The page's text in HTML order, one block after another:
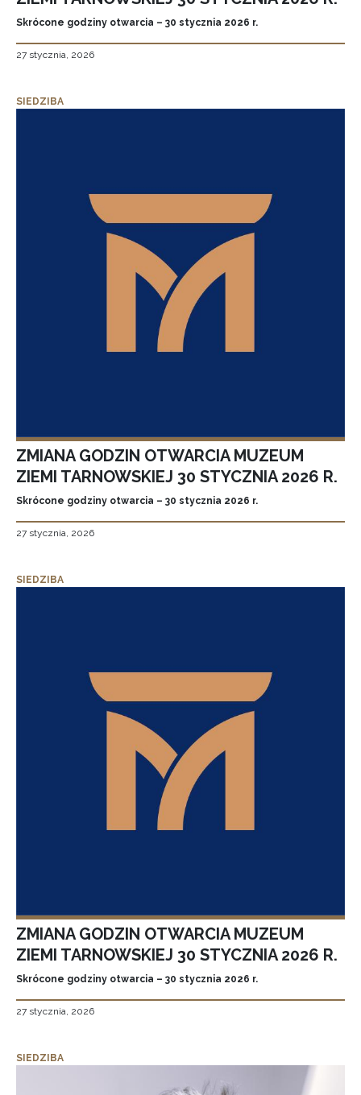
Skrócone godziny otwarcia – 30 stycznia 2026 r.
27 stycznia, 2026
SIEDZIBA
ZMIANA GODZIN OTWARCIA MUZEUM
ZIEMI TARNOWSKIEJ 30 STYCZNIA 2026 R.
Skrócone godziny otwarcia – 30 stycznia 2026 r.
27 stycznia, 2026
SIEDZIBA
ZMIANA GODZIN OTWARCIA MUZEUM
ZIEMI TARNOWSKIEJ 30 STYCZNIA 2026 R.
Skrócone godziny otwarcia – 30 stycznia 2026 r.
27 stycznia, 2026
SIEDZIBA